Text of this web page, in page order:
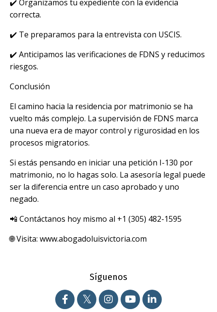
✔️ Organizamos tu expediente con la evidencia
correcta.
✔️ Te preparamos para la entrevista con USCIS.
✔️ Anticipamos las verificaciones de FDNS y reducimos
riesgos.
Conclusión
El camino hacia la residencia por matrimonio se ha
vuelto más complejo. La supervisión de FDNS marca
una nueva era de mayor control y rigurosidad en los
procesos migratorios.
Si estás pensando en iniciar una petición I-130 por
matrimonio, no lo hagas solo. La asesoría legal puede
ser la diferencia entre un caso aprobado y uno
negado.
📲 Contáctanos hoy mismo al +1 (305) 482-1595
🌐 Visita: www.abogadoluisvictoria.com
Síguenos